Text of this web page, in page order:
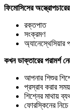
ফিমোসিসেরঅস্ত্রোপচারের
রক্তপাত
সংক্রমণ
অ্যানেস্থেসিয়ার
কখনডাক্তারেরপরামর্শ
আপনার শিশুর
প্রস্রাব করার
শিশ্নের মাথায়
ফোরস্কিনের